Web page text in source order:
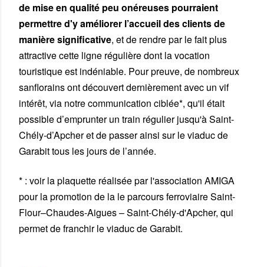
de mise en qualité peu onéreuses pourraient
permettre d'y améliorer l’accueil des clients de
manière significative, et de rendre par le fait plus
attractive cette ligne régulière dont la vocation
touristique est indéniable. Pour preuve, de nombreux
sanflorains ont découvert dernièrement avec un vif
intérêt, via notre communication ciblée*, qu'il était
possible d’emprunter un train régulier jusqu'à Saint-
Chély-d’Apcher et de passer ainsi sur le viaduc de
Garabit tous les jours de l’année.
* : voir la plaquette réalisée par l'association AMIGA
pour la promotion de la le parcours ferroviaire Saint-
Flour–Chaudes-Aigues – Saint-Chély-d'Apcher, qui
permet de franchir le viaduc de Garabit.